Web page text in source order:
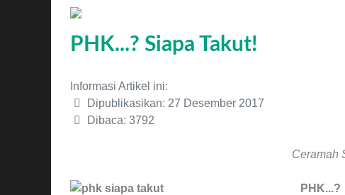
PHK...? Siapa Takut!
Informasi Artikel ini:
Dipublikasikan: 27 Desember 2017
Dibaca: 3792
Ceramah